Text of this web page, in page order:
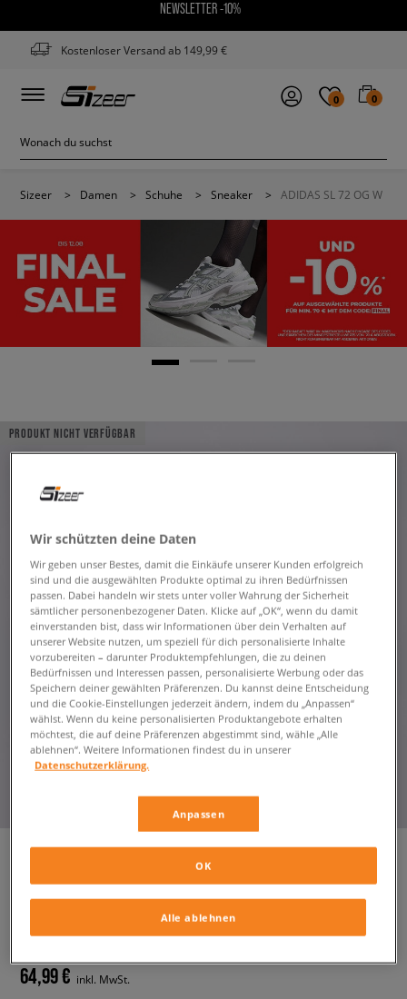
NEWSLETTER -10%
Kostenloser Versand ab 149,99 €
0 0
Sizeer > Damen > Schuhe > Sneaker > ADIDAS SL 72 OG W
PRODUKT NICHT VERFÜGBAR
ADIDAS SL 72 OG W
64,99 € inkl. MwSt.
Wir schützten deine Daten
Wir geben unser Bestes, damit die Einkäufe unserer Kunden erfolgreich
sind und die ausgewählten Produkte optimal zu ihren Bedürfnissen
passen. Dabei handeln wir stets unter voller Wahrung der Sicherheit
sämtlicher personenbezogener Daten. Klicke auf „OK“, wenn du damit
einverstanden bist, dass wir Informationen über dein Verhalten auf
unserer Website nutzen, um speziell für dich personalisierte Inhalte
vorzubereiten – darunter Produktempfehlungen, die zu deinen
Bedürfnissen und Interessen passen, personalisierte Werbung oder das
Speichern deiner gewählten Präferenzen. Du kannst deine Entscheidung
und die Cookie-Einstellungen jederzeit ändern, indem du „Anpassen“
wählst. Wenn du keine personalisierten Produktangebote erhalten
möchtest, die auf deine Präferenzen abgestimmt sind, wähle „Alle
ablehnen“. Weitere Informationen findest du in unserer
Datenschutzerklärung.
Anpassen
Alle ablehnen
OK